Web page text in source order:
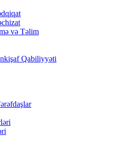
və Təlim
Qabiliyyəti